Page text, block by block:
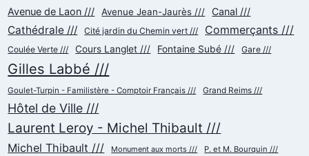
Avenue de Laon /// Avenue Jean-Jaurès /// Canal ///
Cathédrale /// Cité jardin du Chemin vert /// Commerçants ///
Coulée Verte /// Cours Langlet /// Fontaine Subé /// Gare ///
Gilles Labbé ///
Goulet-Turpin - Familistère - Comptoir Français /// Grand Reims ///
Hôtel de Ville ///
Laurent Leroy - Michel Thibault ///
Michel Thibault /// Monument aux morts /// P. et M. Bourquin ///